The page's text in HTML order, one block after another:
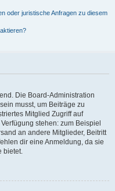
oder juristische Anfragen zu diesem
Die Board-Administration
musst, um Beiträge zu
Mitglied Zugriff auf
stehen: zum Beispiel
an andere Mitglieder, Beitritt
dir eine Anmeldung, da sie
bietet.